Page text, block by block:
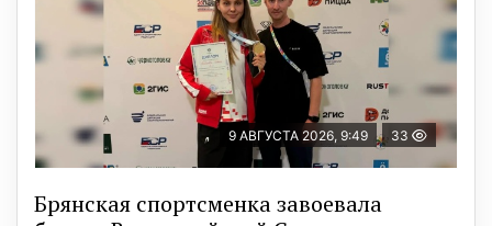
9 АВГУСТА 2026, 9:49 33
Брянская спортсменка завоевала